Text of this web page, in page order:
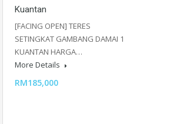
Kuantan
[FACING OPEN] TERES
SETINGKAT GAMBANG DAMAI 1
KUANTAN HARGA…
More Details
RM185,000